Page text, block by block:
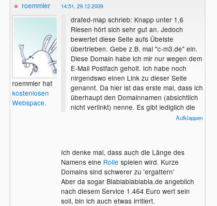
roemmler
roemmler hat
kostenlosen
Webspace.
14:51, 29.12.2009
drafed-map schrieb: Knapp unter 1,6
Riesen hört sich sehr gut an. Jedoch
bewertet diese Seite aufs Übelste
übertrieben. Gebe z.B. mal "c-m3.de" ein.
Diese Domain habe ich mir nur wegen dem
E-Mail Postfach geholt. Ich habe noch
nirgendswo einen Link zu dieser Seite
genannt. Da hier ist das erste mal, dass ich
überhaupt den Domainnamen (absichtlich
nicht verlinkt) nenne. Es gibt lediglich die
Verlinkung aus meinem LC-Profil heraus.
Geschäft?
Aufklappen
Ich denke mal, dass auch die Länge des
Namens eine Rolle spielen wird. Kurze
Domains sind schwerer zu 'ergattern'
Aber da sogar Blablablablabla.de angeblich
nach diesem Service 1.464 Euro wert sein
soll, bin ich auch etwas irritiert.